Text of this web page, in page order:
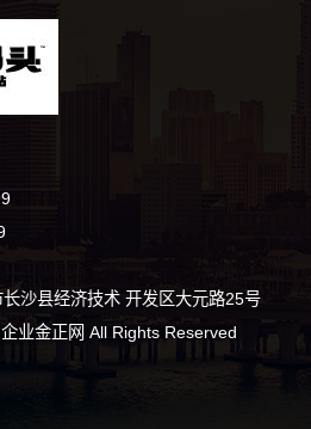
沙县经济技术 开发区大元路25号
业金正网 All Rights Reserved